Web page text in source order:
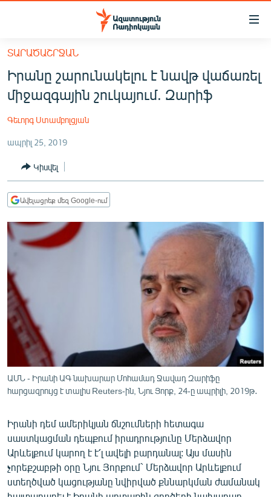
Մատչելիության
հիմնական
բովանդակությանը
Անցնել
հիմնական
մենյուին
ՀԱՅԱՍՏԱՆ
ՔԱՂԱՔԱԿԱՆ
ԸՆՏՐՈՒԹՅՈՒՆՆԵՐ 2026
ԻՐԱՎՈՒՆՔ
ՀԱՍԱՐԱԿՈՒԹՅՈՒՆ
ՏՆՏԵՍՈՒԹՅՈՒՆ
ՊԱՏԵՐԱԶՄԻ 6 ՇԱԲԱԹՆԵՐԸ
ՄԻՋԱԶԳԱՅԻՆ
ՄՇԱԿՈՒՅԹ
ՍՊՈՐՏ
ՄԵԿՆԱԲԱՆՈՒԹՅՈՒՆ
ՏՏ ԵՒ ԻՆՏԵՐՆԵՏ
ԿՈՐՈՆԱՎԻՐՈՒՍ
ՏԵՍԱՆՅՈՒԹԵՐ
ԲԱՆԱՎԵՃ
ՁԳՏԵԼՈՎ ԼԱՎԱԳՈՒՅՆԻՆ
ՏԱՐԱԾԱՇՐՋԱՆ
Իրանը շարունակելու է նավթ վաճառել
միջազգային շուկայում. Զարիֆ
Գեւորգ Ստամբոլցյան
ապրիլ 25, 2019
Կիսվել
Ավելացրեք մեզ Google-ում
ԱՄՆ - Իրանի ԱԳ նախարար Մոհամադ Ջավադ Զարիֆը
հարցազրույց է տալիս Reuters-ին, Նյու Յորք, 24-ը ապրիլի, 2019թ․
Իրանի դեմ ամերիկյան ճնշումների հետագա
սաստկացման դեպքում իրադրությունը Մերձավոր
Արևելքում կարող է է՛լ ավելի բարդանալ: Այս մասին
չորեքշաբթի օրը Նյու Յորքում` Մերձավոր Արևելքում
ստեղծված կացությանը նվիրված քննարկման ժամանակ